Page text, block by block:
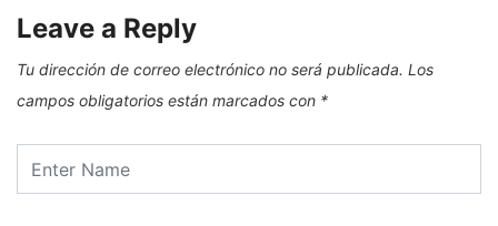
Leave a Reply
Tu dirección de correo electrónico no será publicada. Los
campos obligatorios están marcados con *